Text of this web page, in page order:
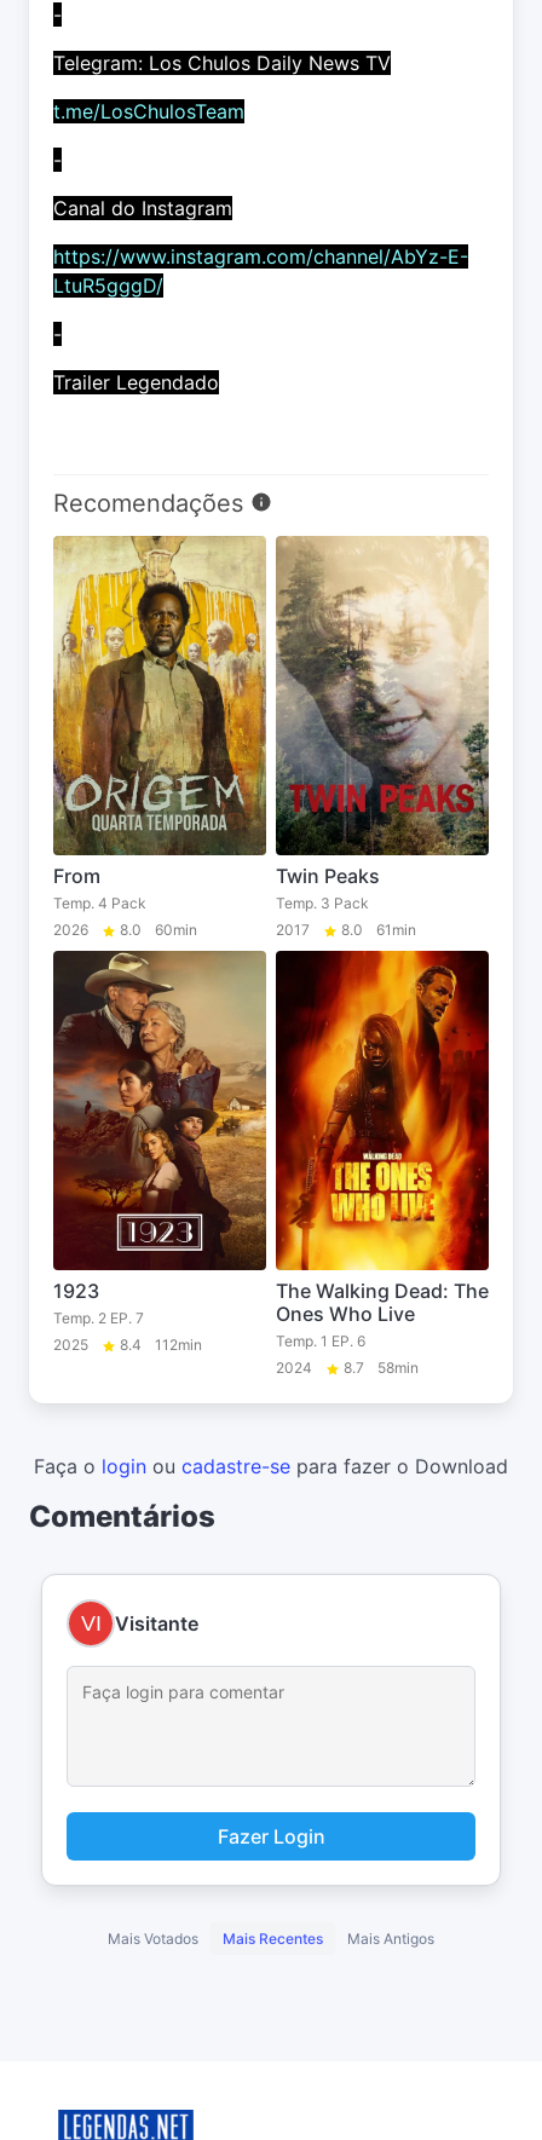
-
Telegram: Los Chulos Daily News TV
t.me/LosChulosTeam
-
Canal do Instagram
https://www.instagram.com/channel/AbYz-E-
LtuR5gggD/
-
Trailer Legendado
Recomendações
From
Temp. 4 Pack
2026
8.0 60min
Twin Peaks
Temp. 3 Pack
2017
8.0 61min
1923
Temp. 2 EP. 7
2025
8.4 112min
The Walking Dead: The
Ones Who Live
Temp. 1 EP. 6
2024
8.7 58min
Faça o login ou cadastre-se para fazer o Download
Comentários
Visitante
Fazer Login
Mais Votados Mais Recentes Mais Antigos